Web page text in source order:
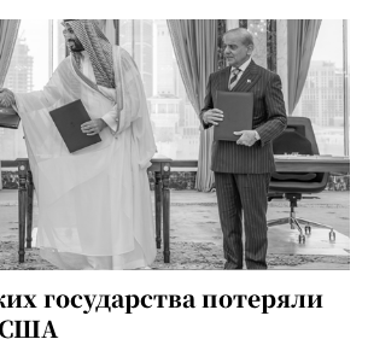
государства потеряли
США